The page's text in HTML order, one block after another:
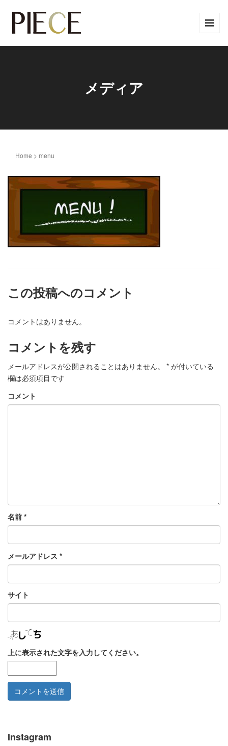
メディア
Home > menu
この投稿へのコメント
コメントはありません。
コメントを残す
メールアドレスが公開されることはありません。 * が付いている
欄は必須項目です
コメント
名前 *
メールアドレス *
サイト
上に表示された文字を入力してください。
Instagram